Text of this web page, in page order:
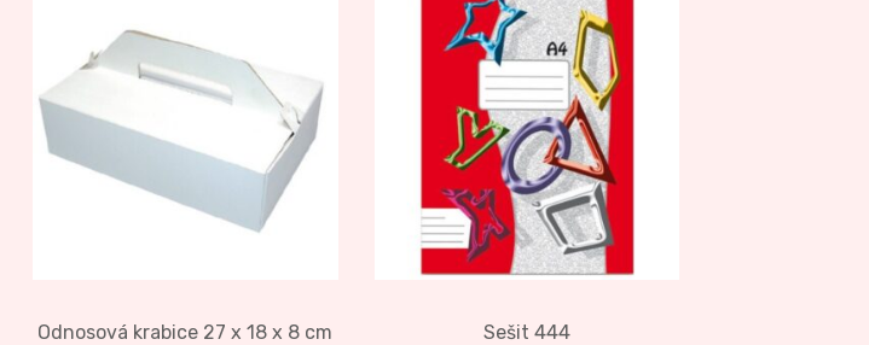
Odnosová krabice 27 x 18 x 8 cm
Sešit 444